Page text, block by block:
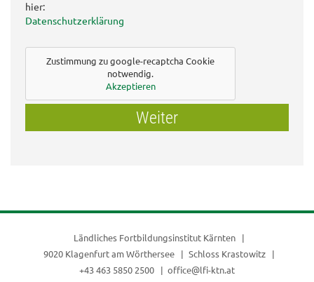
hier:
Datenschutzerklärung
Zustimmung zu google-recaptcha Cookie
notwendig.
Akzeptieren
Weiter
Ländliches Fortbildungsinstitut Kärnten
9020 Klagenfurt am Wörthersee
Schloss Krastowitz
+43 463 5850 2500
office@lfi-ktn.at